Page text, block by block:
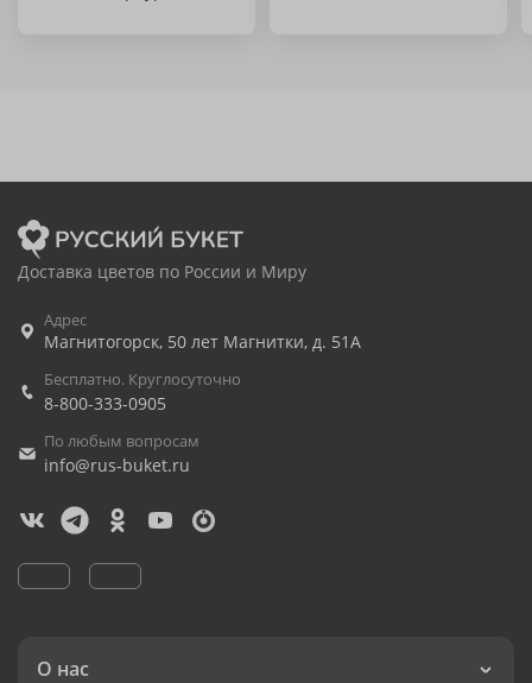
Доставка цветов по России и Миру
Адрес
Магнитогорск, 50 лет Магнитки, д. 51А
Бесплатно. Круглосуточно
8-800-333-0905
По любым вопросам
info@rus-buket.ru
О нас